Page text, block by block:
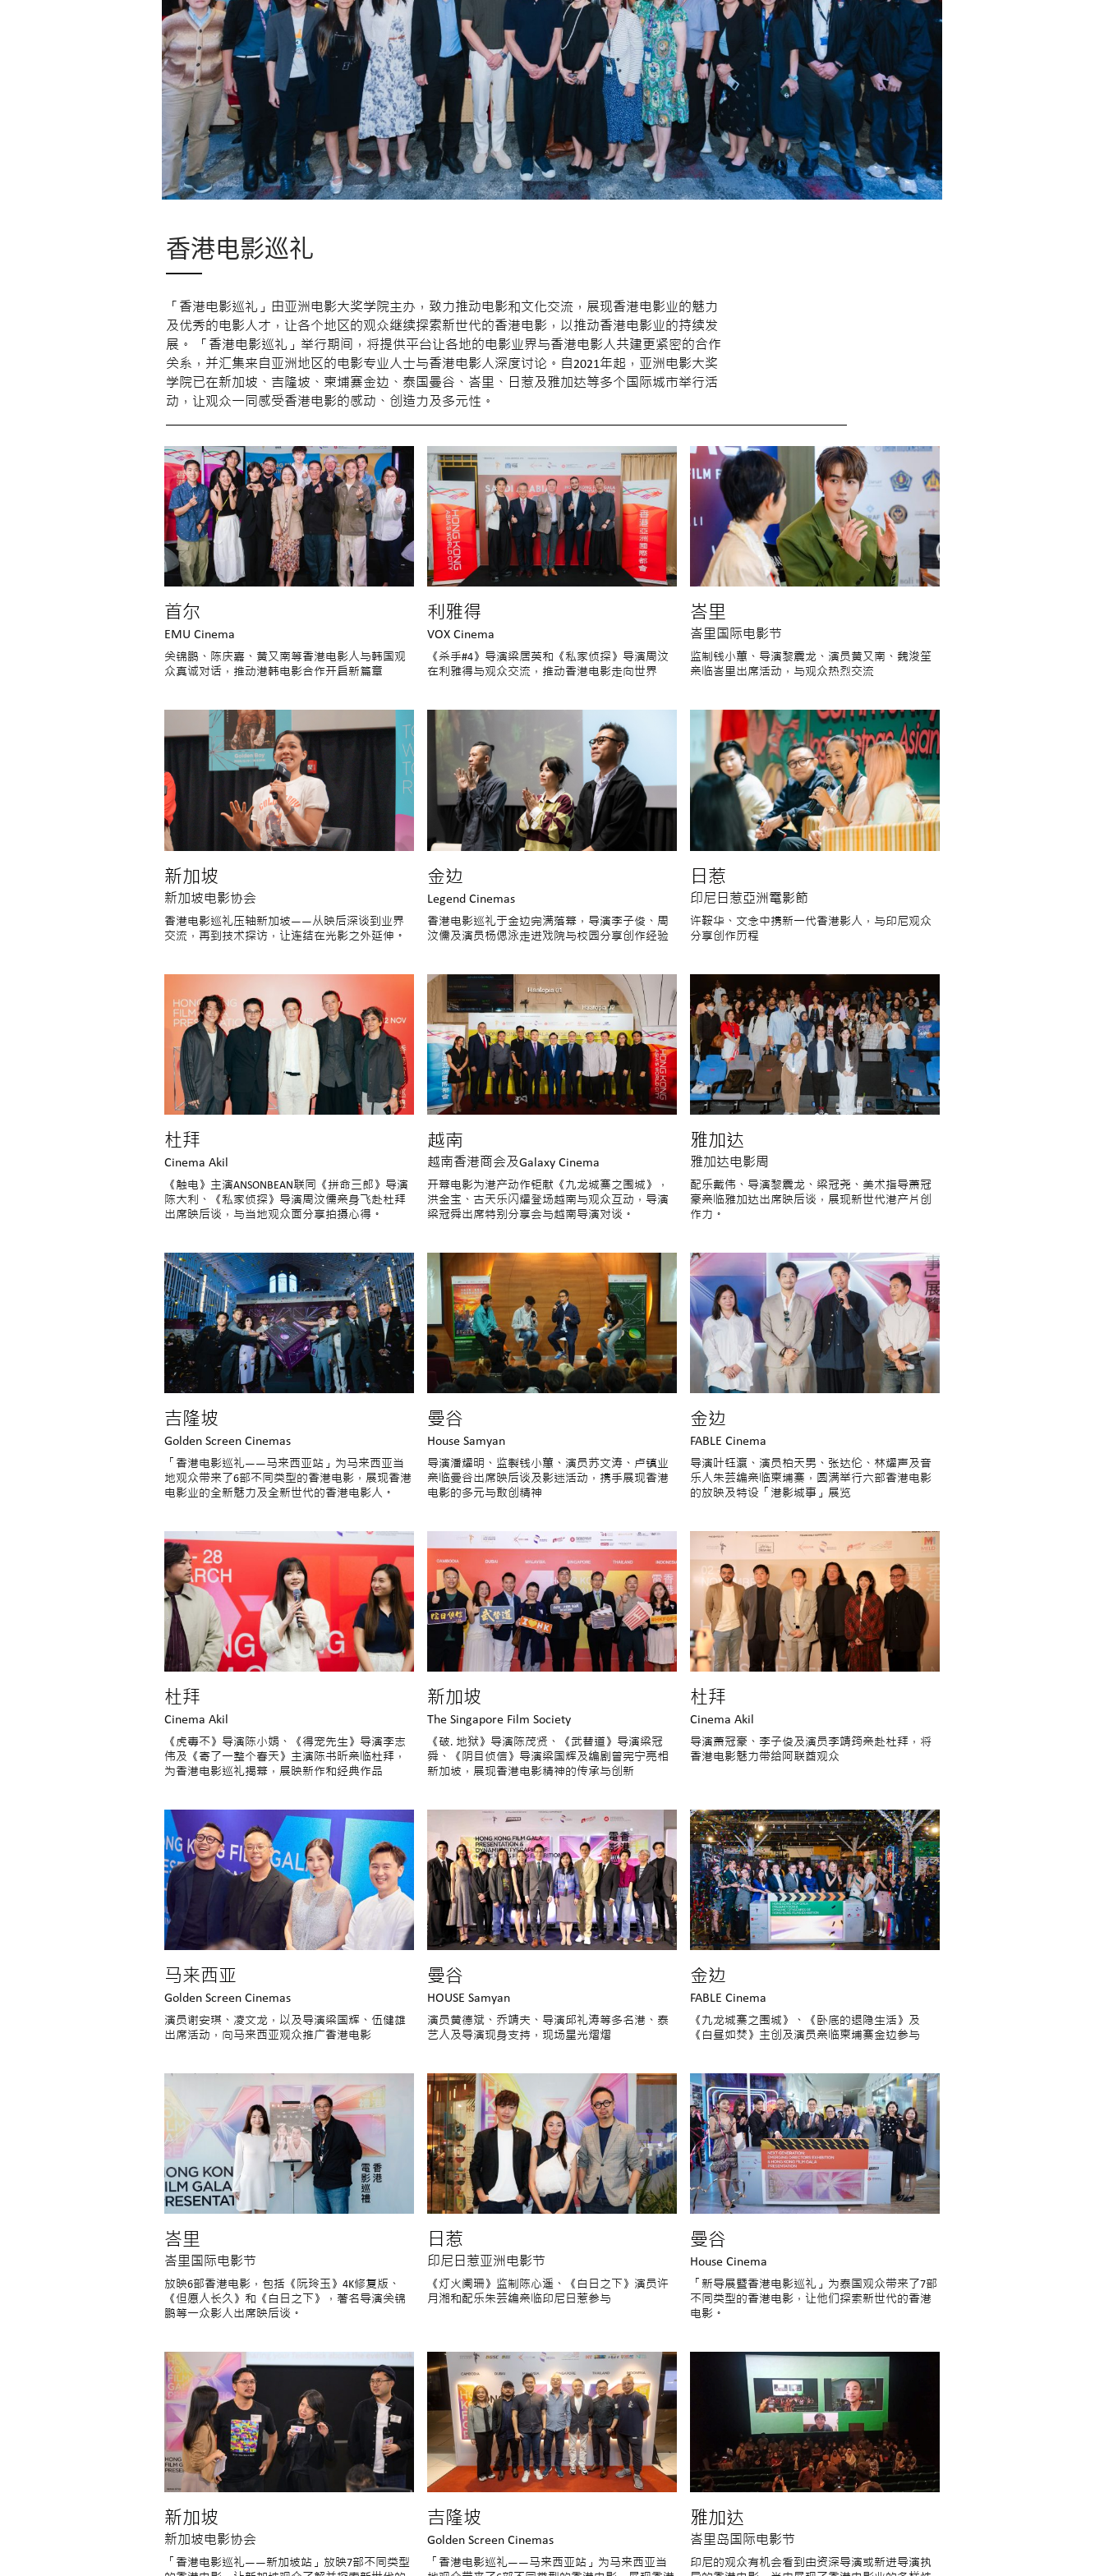
香港电影巡礼
「香港电影巡礼」由亚洲电影大奖学院主办，致力推动电影和文化交流，展现香港电影业的魅力
及优秀的电影人才，让各个地区的观众继续探索新世代的香港电影，以推动香港电影业的持续发
展。 「香港电影巡礼」举行期间，将提供平台让各地的电影业界与香港电影人共建更紧密的合作
关系，并汇集来自亚洲地区的电影专业人士与香港电影人深度讨论。自2021年起，亚洲电影大奖
学院已在新加坡、吉隆坡、柬埔寨金边、泰国曼谷、峇里、日惹及雅加达等多个国际城市举行活
动，让观众一同感受香港电影的感动、创造力及多元性。
首尔
EMU Cinema
关锦鹏、陈庆嘉、黄又南等香港电影人与韩国观
众真诚对话，推动港韩电影合作开启新篇章
利雅得
VOX Cinema
《杀手#4》导演梁居英和《私家侦探》导演周汶
在利雅得与观众交流，推动香港电影走向世界
峇里
峇里国际电影节
监制钱小蕙、导演黎震龙、演员黄又南、魏浚笙
亲临峇里出席活动，与观众热烈交流
新加坡
新加坡电影协会
香港电影巡礼压轴新加坡——从映后深谈到业界
交流，再到技术探访，让连结在光影之外延伸。
金边
Legend Cinemas
香港电影巡礼于金边完满落幕，导演李子俊、周
汶儒及演员杨偲泳走进戏院与校园分享创作经验
日惹
印尼日惹亞洲電影節
许鞍华、文念中携新一代香港影人，与印尼观众
分享创作历程
杜拜
Cinema Akil
《触电》主演ANSONBEAN联同《拼命三郎》导演
陈大利、《私家侦探》导演周汶儒亲身飞赴杜拜
出席映后谈，与当地观众面分享拍摄心得。
越南
越南香港商会及Galaxy Cinema
开幕电影为港产动作钜献《九龙城寨之围城》，
洪金宝、古天乐闪耀登场越南与观众互动，导演
梁冠舜出席特别分享会与越南导演对谈。
雅加达
雅加达电影周
配乐戴伟、导演黎震龙、梁冠尧、美术指导萧冠
豪亲临雅加达出席映后谈，展现新世代港产片创
作力。
吉隆坡
Golden Screen Cinemas
「香港电影巡礼——马来西亚站」为马来西亚当
地观众带来了6部不同类型的香港电影，展现香港
电影业的全新魅力及全新世代的香港电影人。
曼谷
House Samyan
导演潘耀明、监製钱小蕙、演员苏文涛、卢镇业
亲临曼谷出席映后谈及影迷活动，携手展现香港
电影的多元与敢创精神
金边
FABLE Cinema
导演叶钰瀛、演员柏天男、张达伦、林耀声及音
乐人朱芸编亲临柬埔寨，圆满举行六部香港电影
的放映及特设「港影城事」展览
杜拜
Cinema Akil
《虎毒不》导演陈小娟、《得宠先生》导演李志
伟及《寄了一整个春天》主演陈书昕亲临杜拜，
为香港电影巡礼揭幕，展映新作和经典作品
新加坡
The Singapore Film Society
《破. 地狱》导演陈茂贤、《武替道》导演梁冠
舜、《阴目侦信》导演梁国辉及编剧曾宪宁亮相
新加坡，展现香港电影精神的传承与创新
杜拜
Cinema Akil
导演萧冠豪、李子俊及演员李靖筠亲赴杜拜，将
香港电影魅力带给阿联酋观众
马来西亚
Golden Screen Cinemas
演员谢安琪、凌文龙，以及导演梁国辉、伍健雄
出席活动，向马来西亚观众推广香港电影
曼谷
HOUSE Samyan
演员黄德斌、乔靖夫、导演邱礼涛等多名港、泰
艺人及导演现身支持，现场星光熠熠
金边
FABLE Cinema
《九龙城寨之围城》、《卧底的退隐生活》及
《白昼如焚》主创及演员亲临柬埔寨金边参与
峇里
峇里国际电影节
放映6部香港电影，包括《阮玲玉》4K修复版、
《但愿人长久》和《白日之下》，著名导演关锦
鹏等一众影人出席映后谈。
日惹
印尼日惹亚洲电影节
《灯火阑珊》监制陈心遥、《白日之下》演员许
月湘和配乐朱芸编亲临印尼日惹参与
曼谷
House Cinema
「新导展暨香港电影巡礼」为泰国观众带来了7部
不同类型的香港电影，让他们探索新世代的香港
电影。
新加坡
新加坡电影协会
「香港电影巡礼——新加坡站」放映7部不同类型
吉隆坡
Golden Screen Cinemas
「香港电影巡礼——马来西亚站」为马来西亚当
雅加达
峇里岛国际电影节
印尼的观众有机会看到由资深导演或新进导演执